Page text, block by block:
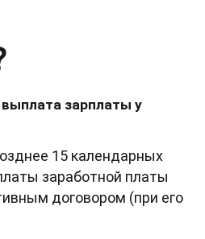
зарплаты у
15 календарных
заработной платы
договором (при его